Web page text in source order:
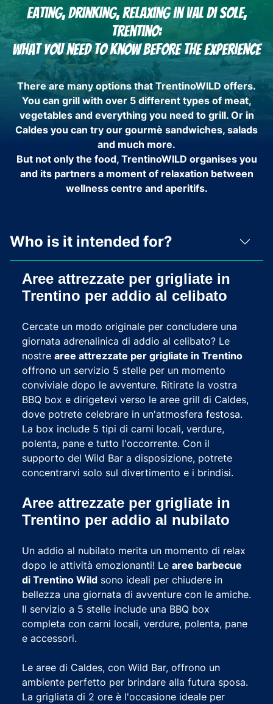
Eating, drinking, relaxing in Val di Sole,
Trentino:
What you need to know before the experience
There are many options that TrentinoWILD offers.
You can grill with over 5 different types of meat,
vegetables and everything you need to grill. Or in
Caldes you can try our gourmè sandwiches, salads
and much more.
But not only the food, TrentinoWILD organises you
and its partners a moment of relaxation between
wellness centre and aperitifs.
Who is it intended for?
Aree attrezzate per grigliate in
Trentino per addio al celibato
Cercate un modo originale per concludere una
giornata adrenalinica di addio al celibato? Le
nostre aree attrezzate per grigliate in Trentino
offrono un servizio 5 stelle per un momento
conviviale dopo le avventure. Ritirate la vostra
BBQ box e dirigetevi verso le aree grill di Caldes,
dove potrete celebrare in un'atmosfera festosa.
La box include 5 tipi di carni locali, verdure,
polenta, pane e tutto l'occorrente. Con il
supporto del Wild Bar a disposizione, potrete
concentrarvi solo sul divertimento e i brindisi.
Aree attrezzate per grigliate in
Trentino per addio al nubilato
Un addio al nubilato merita un momento di relax
dopo le attività emozionanti! Le aree barbecue
di Trentino Wild sono ideali per chiudere in
bellezza una giornata di avventure con le amiche.
Il servizio a 5 stelle include una BBQ box
completa con carni locali, verdure, polenta, pane
e accessori.
Le aree di Caldes, con Wild Bar, offrono un
ambiente perfetto per brindare alla futura sposa.
La grigliata di 2 ore è l'occasione ideale per